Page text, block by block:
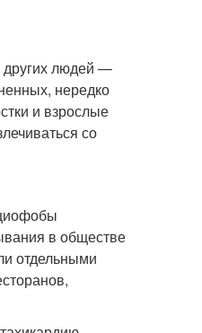
других людей —
нередко
и взрослые
со
в обществе
отдельными